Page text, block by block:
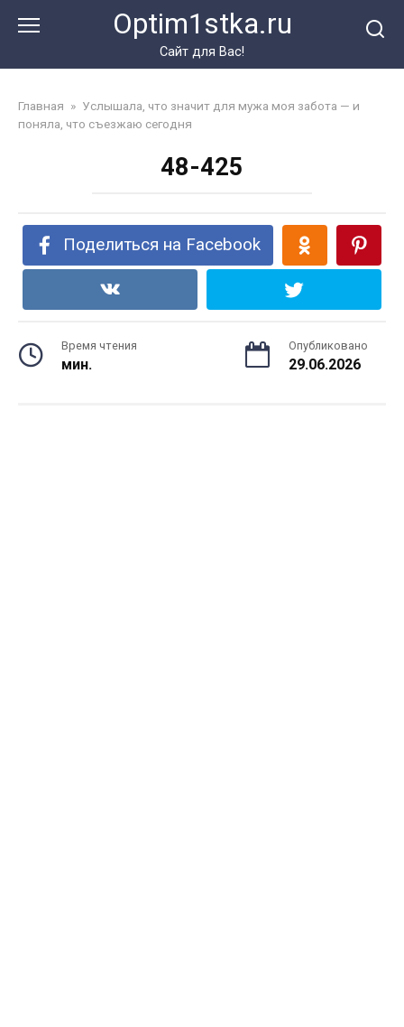
Optim1stka.ru
Сайт для Вас!
Главная » Услышала, что значит для мужа моя забота — и
поняла, что съезжаю сегодня
48-425
Поделиться на Facebook
Время чтения
мин.
Опубликовано
29.06.2026